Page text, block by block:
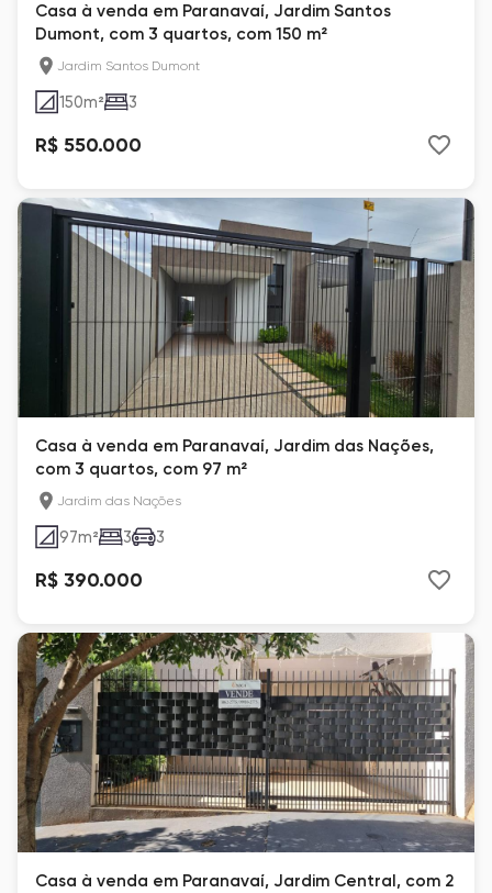
Casa à venda em Paranavaí, Jardim Santos
Dumont, com 3 quartos, com 150 m²
Jardim Santos Dumont
150m² 3
R$ 550.000
Casa à venda em Paranavaí, Jardim das Nações,
com 3 quartos, com 97 m²
Jardim das Nações
97m² 3 3
R$ 390.000
Casa à venda em Paranavaí, Jardim Central, com 2